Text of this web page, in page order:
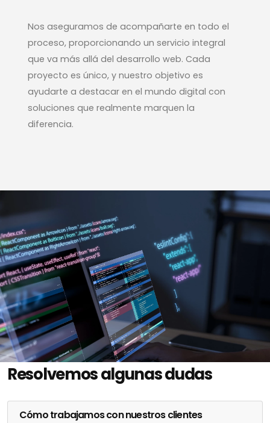
Nos aseguramos de acompañarte en todo el
proceso, proporcionando un servicio integral
que va más allá del desarrollo web. Cada
proyecto es único, y nuestro objetivo es
ayudarte a destacar en el mundo digital con
soluciones que realmente marquen la
diferencia.
Resolvemos algunas dudas
Cómo trabajamos con nuestros clientes